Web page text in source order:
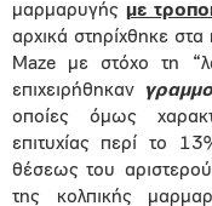
μαρμαρυγής με
αρχικά στηρίχθηκε
Maze με στόχο τη
επιχειρήθηκαν
οποίες όμως
επιτυχίας περί το
θέσεως του
της κολπικής